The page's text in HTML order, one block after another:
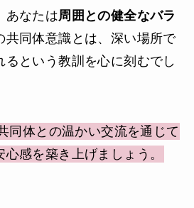
あなたは周囲との健全なバラ
共同体意識とは、深い場所で
という教訓を心に刻むでし
同体との温かい交流を通じて
感を築き上げましょう。